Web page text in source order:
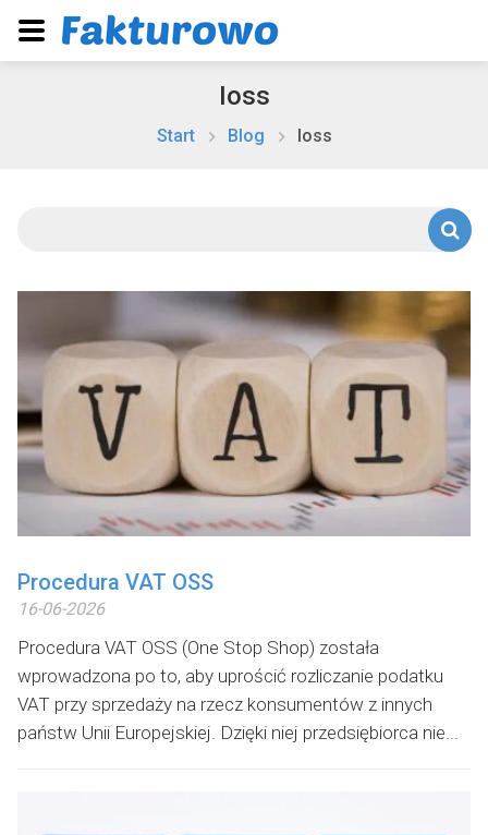
Ioss
Start Blog Ioss
Procedura VAT OSS
16-06-2026
Procedura VAT OSS (One Stop Shop) została
wprowadzona po to, aby uprościć rozliczanie podatku
VAT przy sprzedaży na rzecz konsumentów z innych
państw Unii Europejskiej. Dzięki niej przedsiębiorca nie...